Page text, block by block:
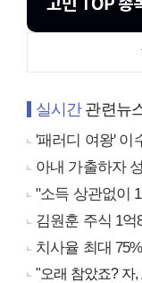
실시간관련뉴
'패러디 여왕' 이
아내 가출하자
"소득 상관없이
김원훈 주식 1
치사율 최대
"오래 참았죠? 자